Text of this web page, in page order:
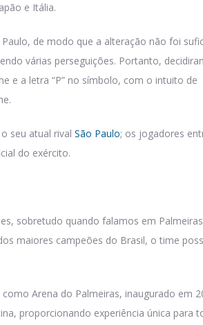
e Itália.
de modo que a alteração não foi
várias perseguições. Portanto,
e a letra “P” no símbolo, com o intuito de
seu atual rival São Paulo; os jogadores
do exército.
sobretudo quando falamos em
maiores campeões do Brasil, o time
Arena do Palmeiras, inaugurado em
proporcionando experiência única para